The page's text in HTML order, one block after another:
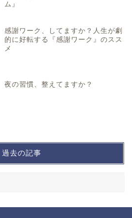
ム』
感謝ワーク、してますか？人生が劇
的に好転する『感謝ワーク』のスス
メ
夜の習慣、整えてますか？
過去の記事